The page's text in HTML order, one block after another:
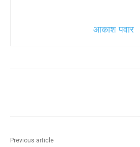
आकाश पवार
Previous article